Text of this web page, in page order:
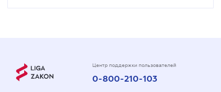
Центр поддержки пользователей
0-800-210-103